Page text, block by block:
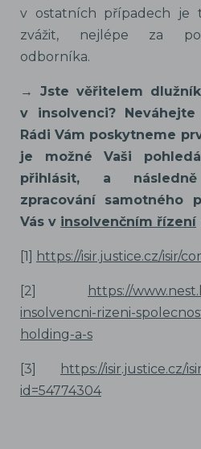
v ostatních případech je
zvážit, nejlépe za
odborníka.
→ Jste věřitelem
v insolvenci?
Rádi Vám poskytneme
je možné Vaši
přihlásit, a
zpracování samotného
Vás v insolvenčním řízení
[1] https://isir.justice.cz/isir/
[2]
https://
insolvencni-rizeni-
holding-a-s
[3]
https://isir.justice.cz/
id=54774304